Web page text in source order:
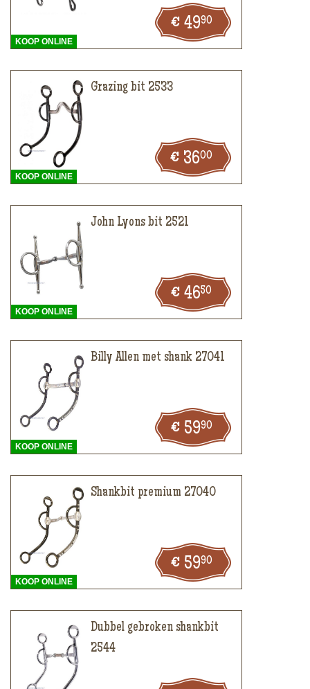
4990
KOOP ONLINE
Grazing bit 2533
3600
KOOP ONLINE
John Lyons bit 2521
4650
KOOP ONLINE
Billy Allen met shank 27041
5990
KOOP ONLINE
Shankbit premium 27040
5990
KOOP ONLINE
Dubbel gebroken shankbit
2544